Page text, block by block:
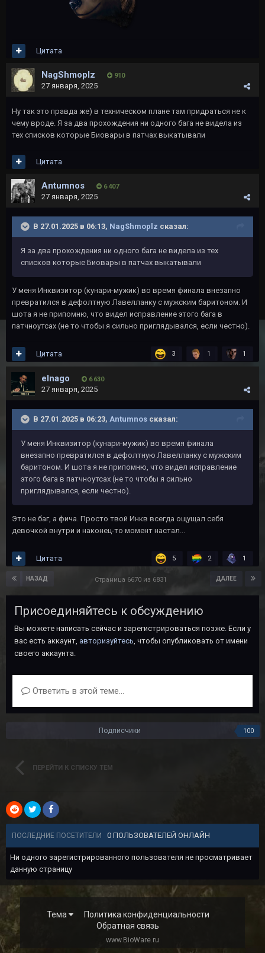
Цитата
NagShmoplz 910
27 января, 2025
Ну так это правда же) в техническом плане там придраться не к
чему вроде. Я за два прохождения ни одного бага не видела из
тех списков которые Биовары в патчах выкатывали
Цитата
Antumnos 6 407
27 января, 2025
В 27.01.2025 в 06:13, NagShmoplz сказал:
Я за два прохождения ни одного бага не видела из тех
списков которые Биовары в патчах выкатывали
У меня Инквизитор (кунари-мужик) во время финала внезапно
превратился в дефолтную Лавелланку с мужским баритоном. И
шота я не припомню, что видел исправление этого бага в
патчноутсах (не то чтобы я сильно приглядывался, если честно).
3 1 1
Цитата
elnago 6 630
27 января, 2025
В 27.01.2025 в 06:23, Antumnos сказал:
У меня Инквизитор (кунари-мужик) во время финала
внезапно превратился в дефолтную Лавелланку с мужским
баритоном. И шота я не припомню, что видел исправление
этого бага в патчноутсах (не то чтобы я сильно
приглядывался, если честно).
Это не баг, а фича. Просто твой Инкв всегда ощущал себя
девочкой внутри и наконец-то момент настал...
5 2 1
Цитата
НАЗАД ДАЛЕЕ
Страница 6670 из 6831
Присоединяйтесь к обсуждению
Вы можете написать сейчас и зарегистрироваться позже. Если у
вас есть аккаунт, авторизуйтесь, чтобы опубликовать от имени
своего аккаунта.
Ответить в этой теме...
Подписчики 100
ПЕРЕЙТИ К СПИСКУ ТЕМ
ПОСЛЕДНИЕ ПОСЕТИТЕЛИ 0 ПОЛЬЗОВАТЕЛЕЙ ОНЛАЙН
Ни одного зарегистрированного пользователя не просматривает
данную страницу
Тема
Политика конфиденциальности
Обратная связь
www.BioWare.ru